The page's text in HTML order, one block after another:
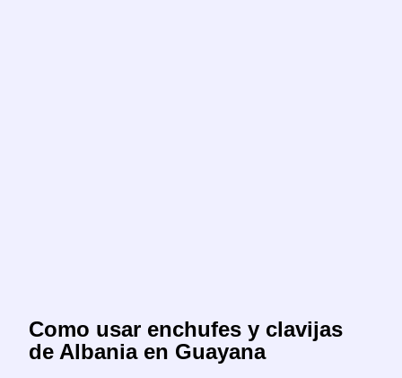
Como usar enchufes y clavijas
de Albania en Guayana